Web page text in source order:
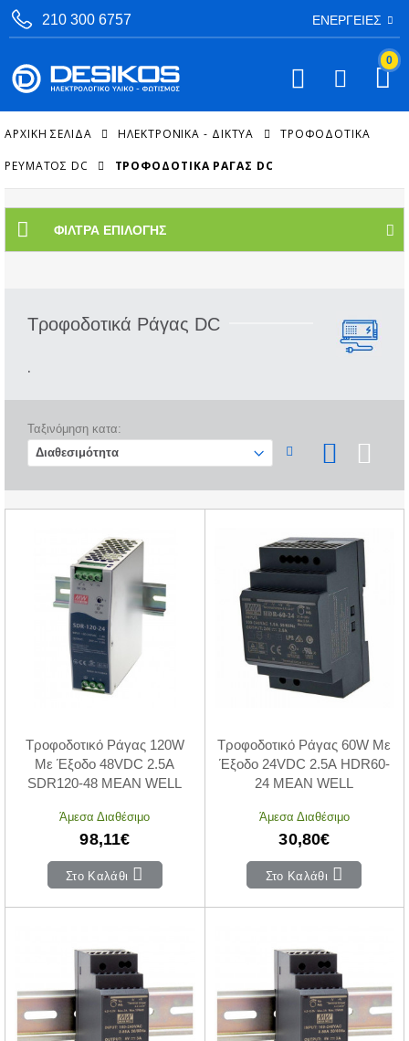
210 300 6757 ΕΝΈΡΓΕΙΕΣ
0
ΑΡΧΙΚΉ ΣΕΛΊΔΑ ΗΛΕΚΤΡΟΝΙΚΑ - ΔΙΚΤΥΑ ΤΡΟΦΟΔΟΤΙΚΆ
ΡΕΎΜΑΤΟΣ DC ΤΡΟΦΟΔΟΤΙΚΆ ΡΆΓΑΣ DC
ΦΊΛΤΡΑ ΕΠΙΛΟΓΉΣ
Τροφοδοτικά Ράγας DC
.
Ταξινόμηση κατα:
Τροφοδοτικό Ράγας 120W
Με Έξοδο 48VDC 2.5A
SDR120-48 MEAN WELL
Άμεσα Διαθέσιμο
98,11€
Στο Καλάθι
Τροφοδοτικό Ράγας 60W Με
Έξοδο 24VDC 2.5A HDR60-
24 MEAN WELL
Άμεσα Διαθέσιμο
30,80€
Στο Καλάθι